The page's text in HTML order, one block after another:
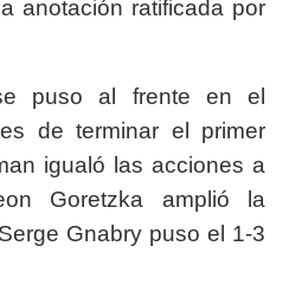
anotación ratificada por
puso al frente en el
de terminar el primer
igualó las acciones a
Goretzka amplió la
Gnabry puso el 1-3